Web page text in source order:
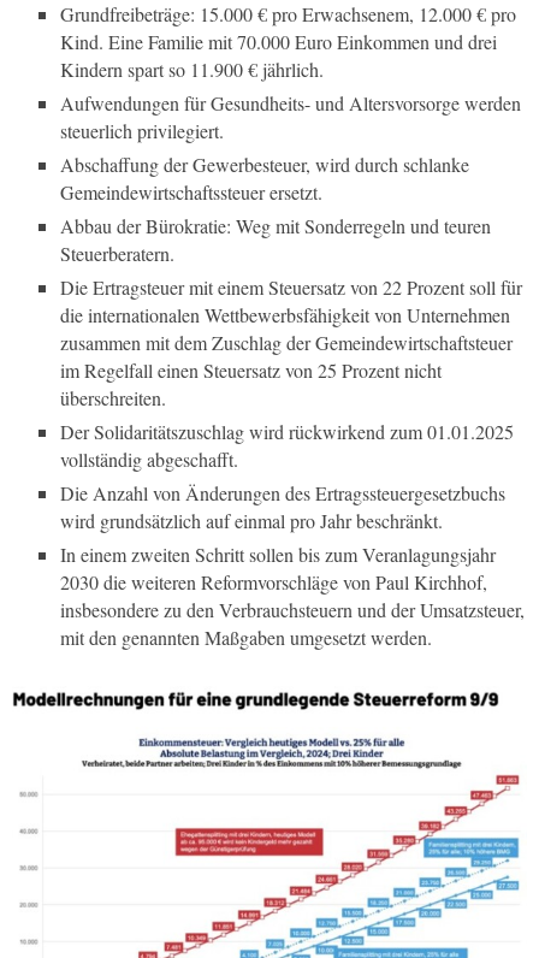
⁠Grundfreibeträge: 15.000 € pro Erwachsenem, 12.000 € pro
Kind. Eine Familie mit 70.000 Euro Einkommen und drei
Kindern spart so 11.900 € jährlich.
Aufwendungen für Gesundheits- und Altersvorsorge werden
steuerlich privilegiert.
Abschaffung der Gewerbesteuer, wird durch schlanke
Gemeindewirtschaftssteuer ersetzt.
Abbau der Bürokratie: Weg mit Sonderregeln und teuren
Steuerberatern.
Die Ertragsteuer mit einem Steuersatz von 22 Prozent soll für
die internationalen Wettbewerbsfähigkeit von Unternehmen
zusammen mit dem Zuschlag der Gemeindewirtschaftsteuer
im Regelfall einen Steuersatz von 25 Prozent nicht
überschreiten.
Der Solidaritätszuschlag wird rückwirkend zum 01.01.2025
vollständig abgeschafft.
Die Anzahl von Änderungen des Ertragssteuergesetzbuchs
wird grundsätzlich auf einmal pro Jahr beschränkt.
In einem zweiten Schritt sollen bis zum Veranlagungsjahr
2030 die weiteren Reformvorschläge von Paul Kirchhof,
insbesondere zu den Verbrauchsteuern und der Umsatzsteuer,
mit den genannten Maßgaben umgesetzt werden.